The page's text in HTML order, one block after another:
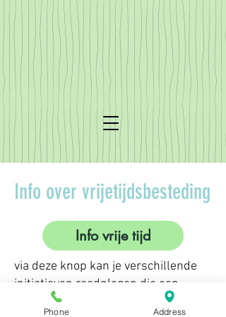
Info over vrijetijdsbesteding
Info vrije tijd
via deze knop kan je verschillende
initiatieven raadplegen die een
gevarieerd aanbod geven
Phone Address